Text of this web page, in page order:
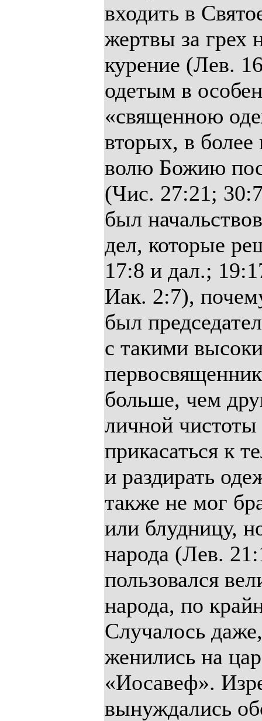
входить в
жертвы за грех
курение (Лев.
одетым в
«священною
вторых, в
волю Божию
(Чис. 27:21;
был
дел, которые
17:8 и дал.;
Иак. 2:7),
был
с такими
больше, чем
личной
прикасаться к
и раздирать
также не мог
или блудницу,
народа (Лев.
пользовался
народа, по
Случалось
женились на
«Иосавеф».
вынуждались